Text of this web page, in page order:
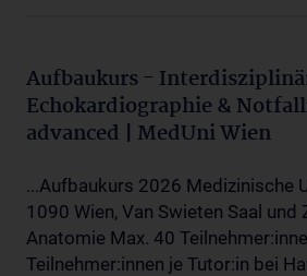
Aufbaukurs -
Echokardiographie &
advanced | MedUni Wien
...Aufbaukurs 2026 Medizinische
1090 Wien, Van Swieten Saal und
Anatomie Max. 40
Teilnehmer:innen je Tutor:in bei